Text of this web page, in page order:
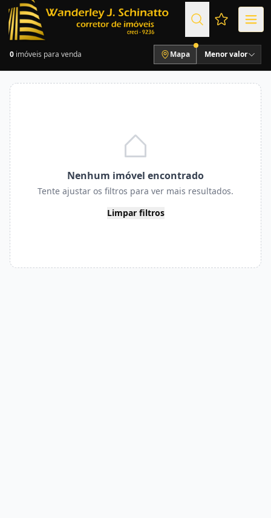
Favoritos
0 imóveis para venda Mapa Menor valor
Nenhum imóvel encontrado
Tente ajustar os filtros para ver mais resultados.
Limpar filtros